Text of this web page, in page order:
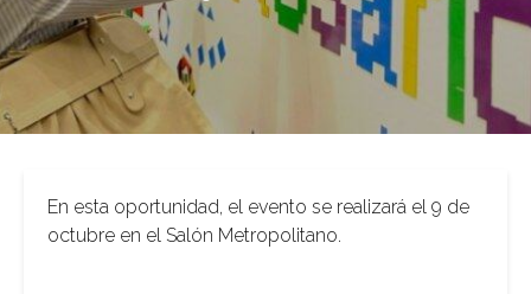
En esta oportunidad, el evento se realizará el 9 de
octubre en el Salón Metropolitano.